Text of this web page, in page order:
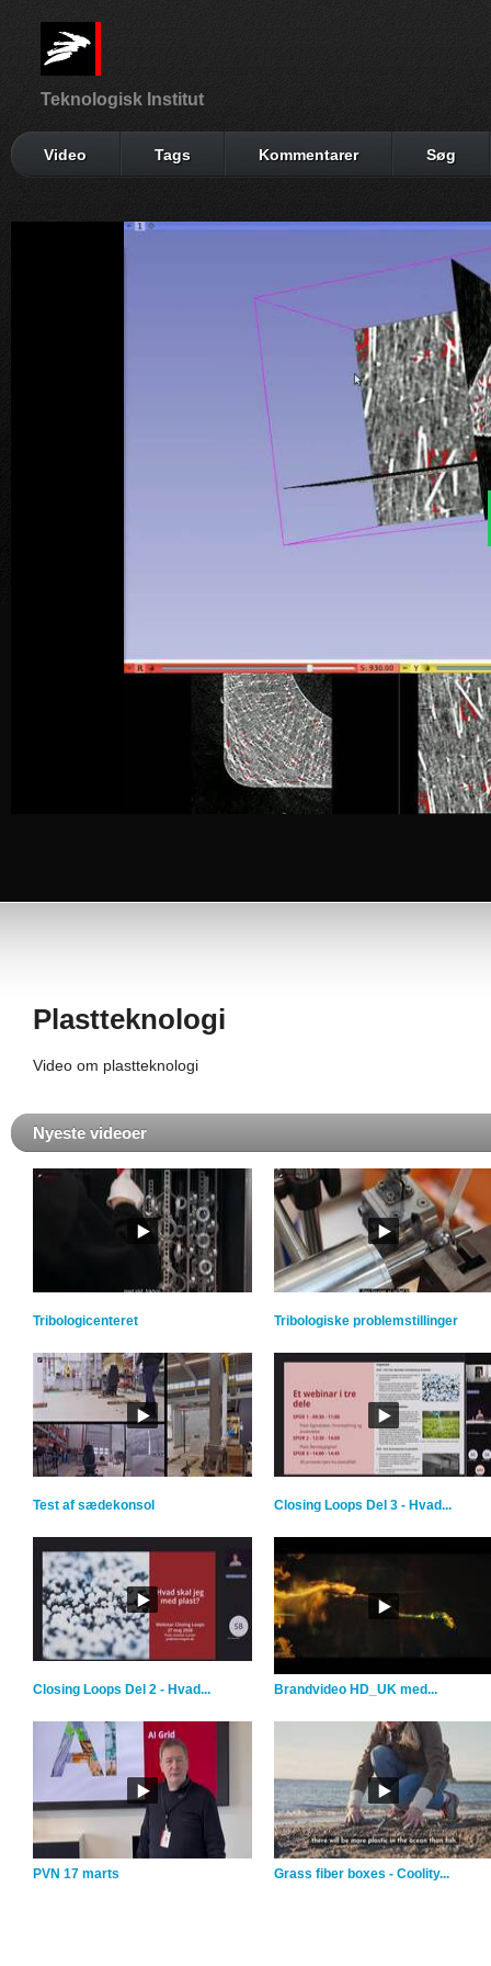
Teknologisk Institut
Video Tags Kommentarer Søg
Plastteknologi
Video om plastteknologi
Nyeste videoer
Tribologicenteret Tribologiske problemstillinger
Test af sædekonsol Closing Loops Del 3 - Hvad...
Closing Loops Del 2 - Hvad... Brandvideo HD_UK med...
PVN 17 marts Grass fiber boxes - Coolity...